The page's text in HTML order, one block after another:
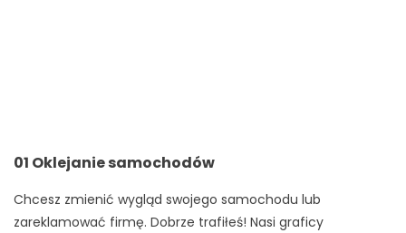
01 Oklejanie samochodów
Chcesz zmienić wygląd swojego samochodu lub
zareklamować firmę. Dobrze trafiłeś! Nasi graficy